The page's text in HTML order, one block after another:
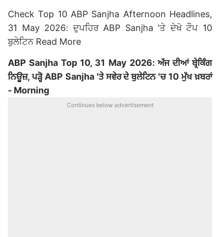
Check Top 10 ABP Sanjha Afternoon Headlines,
31 May 2026: ਦੁਪਹਿਰ ABP Sanjha 'ਤੇ ਦੇਖੋ ਟੌਪ 10
ਬੁਲੇਟਿਨ Read More
ABP Sanjha Top 10, 31 May 2026: ਅੱਜ ਦੀਆਂ ਬ੍ਰੇਕਿੰਗ
ਨਿਊਜ਼, ਪੜ੍ਹੋ ABP Sanjha 'ਤੇ ਸਵੇਰ ਦੇ ਬੁਲੇਟਿਨ 'ਚ 10 ਮੁੱਖ ਖ਼ਬਰਾਂ
- Morning
Continues below advertisement